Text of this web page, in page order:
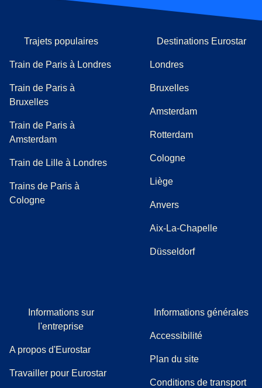
Trajets populaires
Train de Paris à Londres
Train de Paris à
Bruxelles
Train de Paris à
Amsterdam
Train de Lille à Londres
Trains de Paris à
Cologne
Destinations Eurostar
Londres
Bruxelles
Amsterdam
Rotterdam
Cologne
Liège
Anvers
Aix-La-Chapelle
Düsseldorf
Informations sur
l'entreprise
A propos d'Eurostar
Travailler pour Eurostar
Informations générales
Accessibilité
Plan du site
Conditions de transport